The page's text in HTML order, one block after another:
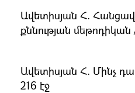
Ավետիսյան Հ.
քննության
Ավետիսյան Հ. Մինչ
216 էջ